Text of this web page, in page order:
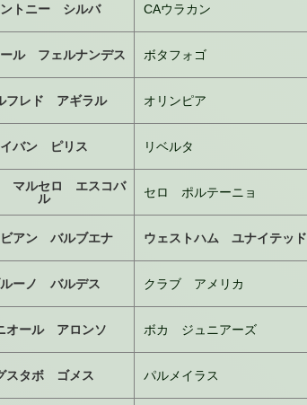
トニー シルバ CAウラカン
ル フェルナンデス ボタフォゴ
フレド アギラル オリンピア
イバン ピリス リベルタ
マルセロ エスコバ
ル
セロ ポルテーニョ
アン バルブエナ ウェストハム ユナイテッド
ーノ バルデス クラブ アメリカ
オール アロンソ ボカ ジュニアーズ
スタボ ゴメス パルメイラス